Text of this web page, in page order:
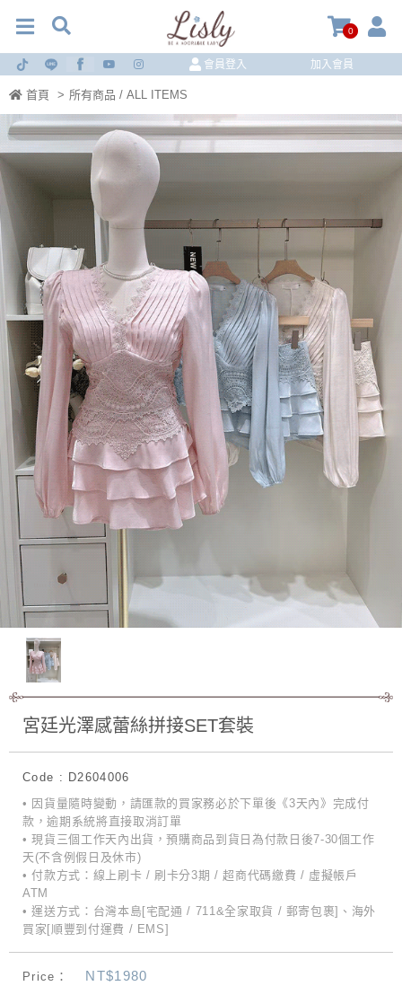
0
會員登入 加入會員
首頁 > 所有商品 / ALL ITEMS
宮廷光澤感蕾絲拼接SET套裝
Code : D2604006
• 因貨量隨時變動，請匯款的買家務必於下單後《3天內》完成付
款，逾期系統將直接取消訂單
• 現貨三個工作天內出貨，預購商品到貨日為付款日後7-30個工作
天(不含例假日及休市)
• 付款方式：線上刷卡 / 刷卡分3期 / 超商代碼繳費 / 虛擬帳戶
ATM
• 運送方式：台灣本島[宅配通 / 711&全家取貨 / 郵寄包裹]、海外
買家[順豐到付運費 / EMS]
Price： NT$1980